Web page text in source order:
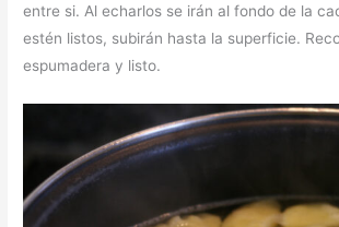
entre si. Al echarlos se irán al fondo de la
estén listos, subirán hasta la superficie.
espumadera y listo.